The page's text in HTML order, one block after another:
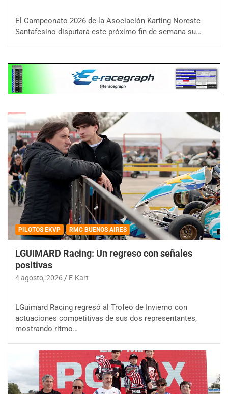
El Campeonato 2026 de la Asociación Karting Noreste
Santafesino disputará este próximo fin de semana su…
PILOTOS EKVP RMC BUENOS AIRES
LGUIMARD Racing: Un regreso con señales
positivas
4 agosto, 2026 E-Kart
LGuimard Racing regresó al Trofeo de Invierno con
actuaciones competitivas de sus dos representantes,
mostrando ritmo…